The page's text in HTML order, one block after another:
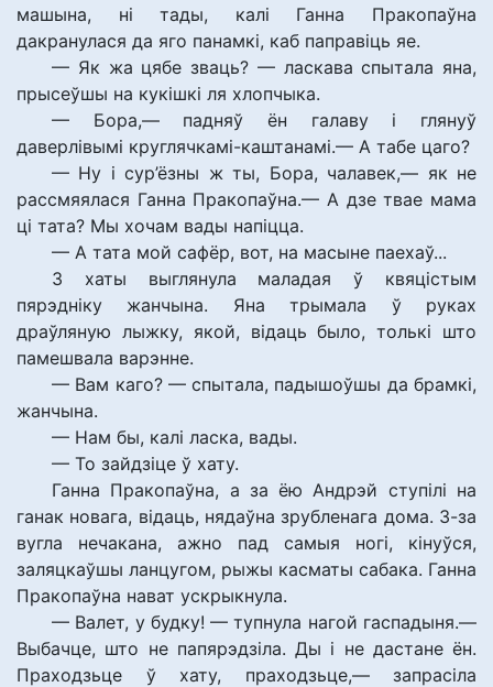
машына, ні тады, калі Ганна Пракопаўна
дакранулася да яго панамкі, каб паправіць яе.
— Як жа цябе зваць? — ласкава спытала яна,
прысеўшы на кукішкі ля хлопчыка.
— Бора,— падняў ён галаву і глянуў
даверлівымі круглячкамі-каштанамі.— А табе цаго?
— Ну і сур’ёзны ж ты, Бора, чалавек,— як не
рассмяялася Ганна Пракопаўна.— А дзе твае мама
ці тата? Мы хочам вады напіцца.
— А тата мой сафёр, вот, на масыне паехаў...
З хаты выглянула маладая ў квяцістым
пярэдніку жанчына. Яна трымала ў руках
драўляную лыжку, якой, відаць было, толькі што
памешвала варэнне.
— Вам каго? — спытала, падышоўшы да брамкі,
жанчына.
— Нам бы, калі ласка, вады.
— То зайдзіце ў хату.
Ганна Пракопаўна, а за ёю Андрэй ступілі на
ганак новага, відаць, нядаўна зрубленага дома. З-за
вугла нечакана, ажно пад самыя ногі, кінуўся,
заляцкаўшы ланцугом, рыжы касматы сабака. Ганна
Пракопаўна нават ускрыкнула.
— Валет, у будку! — тупнула нагой гаспадыня.—
Выбачце, што не папярэдзіла. Ды і не дастане ён.
Праходзьце ў хату, праходзьце,— запрасіла